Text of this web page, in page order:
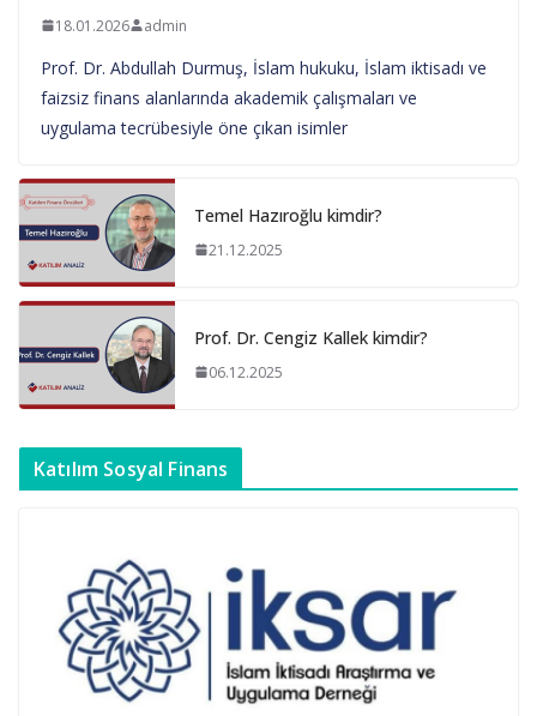
18.01.2026 admin
Prof. Dr. Abdullah Durmuş, İslam hukuku, İslam iktisadı ve
faizsiz finans alanlarında akademik çalışmaları ve
uygulama tecrübesiyle öne çıkan isimler
Temel Hazıroğlu kimdir?
21.12.2025
Prof. Dr. Cengiz Kallek kimdir?
06.12.2025
Katılım Sosyal Finans